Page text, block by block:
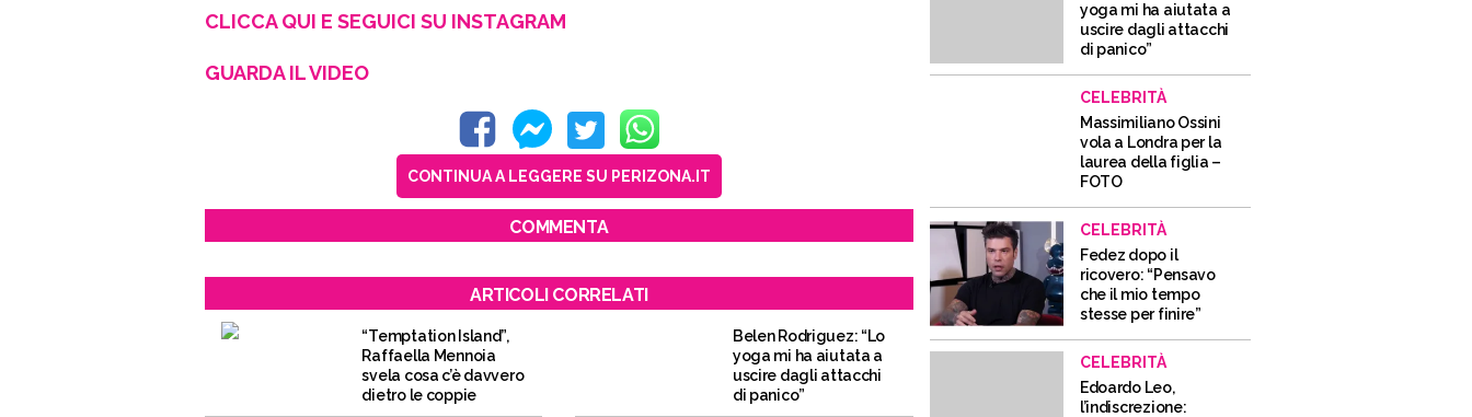
CLICCA QUI E SEGUICI SU INSTAGRAM
GUARDA IL VIDEO
CONTINUA A LEGGERE SU PERIZONA.IT
COMMENTA
ARTICOLI CORRELATI
“Temptation Island”,
Raffaella Mennoia
svela cosa c’è davvero
dietro le coppie
Belen Rodriguez: “Lo
yoga mi ha aiutata a
uscire dagli attacchi
di panico”
yoga mi ha aiutata a
uscire dagli attacchi
di panico”
CELEBRITÀ
Massimiliano Ossini
vola a Londra per la
laurea della figlia –
FOTO
CELEBRITÀ
Fedez dopo il
ricovero: “Pensavo
che il mio tempo
stesse per finire”
CELEBRITÀ
Edoardo Leo,
l’indiscrezione: